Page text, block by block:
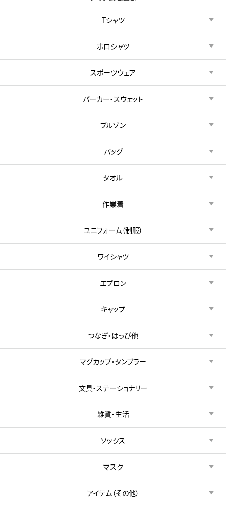
Tシャツ
ポロシャツ
スポーツウェア
パーカー・スウェット
ブルゾン
バッグ
タオル
作業着
ユニフォーム（制服）
ワイシャツ
エプロン
キャップ
つなぎ・はっぴ他
マグカップ・タンブラー
文具・ステーショナリー
雑貨・生活
ソックス
マスク
アイテム（その他）